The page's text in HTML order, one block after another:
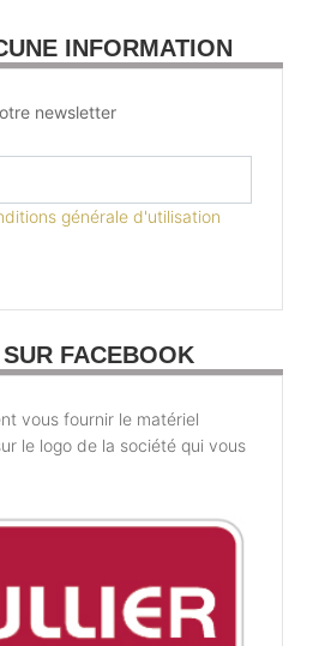
INFORMATION
newsletter
générale d'utilisation
FACEBOOK
vous fournir le matériel
le logo de la société qui vous